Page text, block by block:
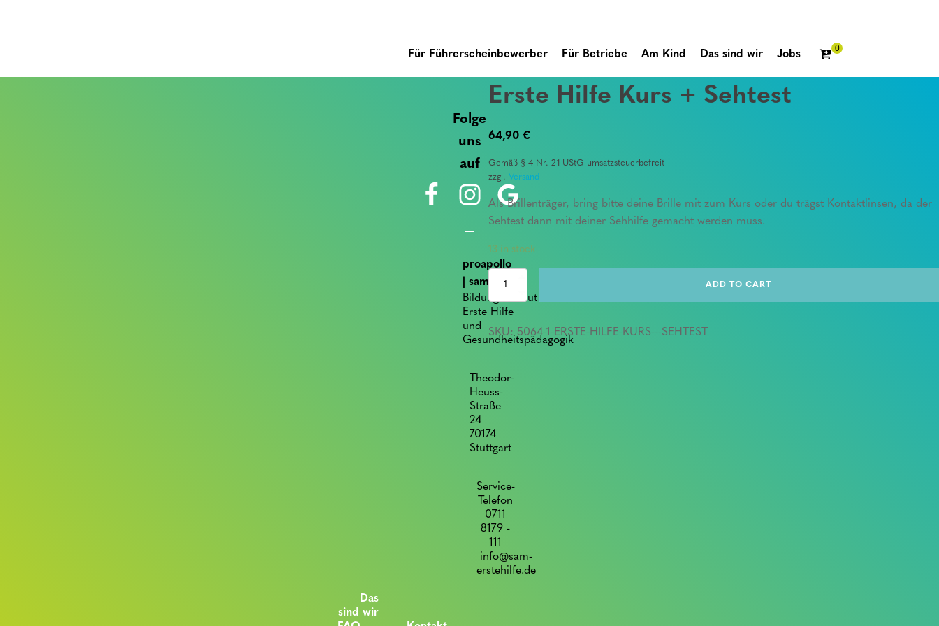
Für Führerscheinbewerber Für Betriebe Am Kind Das sind wir Jobs
Erste Hilfe Kurs + Sehtest
64,90 €
Gemäß § 4 Nr. 21 UStG umsatzsteuerbefreit
zzgl. Versand
Als Brillenträger, bring bitte deine Brille mit zum Kurs oder du trägst Kontaktlinsen, da der
Sehtest dann mit deiner Sehhilfe gemacht werden muss.
13 in stock
Erste
Kurs
Sehtest
ADD TO CART
SKU: 5064-1-ERSTE-HILFE-KURS---SEHTEST
Folge
uns
auf
proapollo
| sam
Bildungsinstitut für
Erste Hilfe
und
Gesundheitspädagogik
Theodor-
Heuss-
Straße
24
70174
Stuttgart
Service-
Telefon
0711
8179 -
111
info@sam-
erstehilfe.de
Das
sind wir